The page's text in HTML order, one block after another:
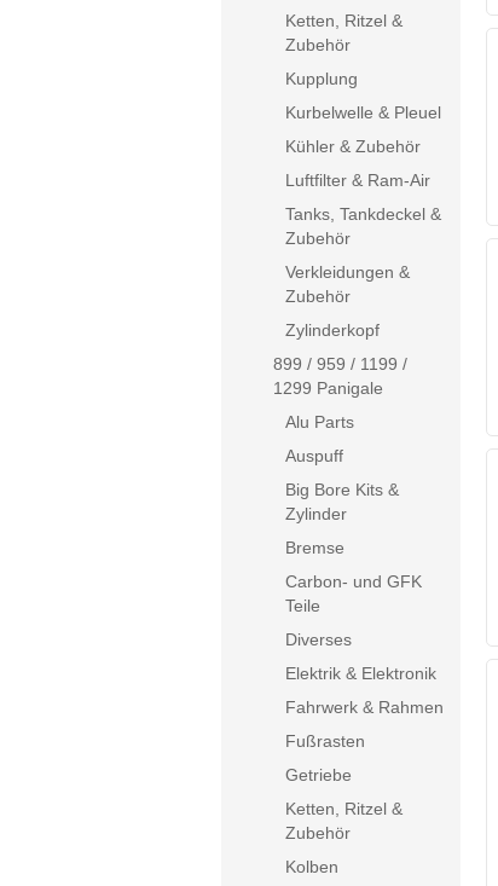
Ketten, Ritzel &
Zubehör
Kupplung
Kurbelwelle & Pleuel
Kühler & Zubehör
Luftfilter & Ram-Air
Tanks, Tankdeckel &
Zubehör
Verkleidungen &
Zubehör
Zylinderkopf
899 / 959 / 1199 /
1299 Panigale
Alu Parts
Auspuff
Big Bore Kits &
Zylinder
Bremse
Carbon- und GFK
Teile
Diverses
Elektrik & Elektronik
Fahrwerk & Rahmen
Fußrasten
Getriebe
Ketten, Ritzel &
Zubehör
Kolben